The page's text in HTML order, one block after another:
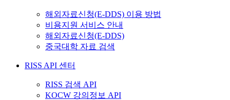
해외자료신청(E-DDS) 이용 방법
비용지원 서비스 안내
해외자료신청(E-DDS)
중국대학 자료 검색
RISS API 센터
RISS 검색 API
KOCW 강의정보 API